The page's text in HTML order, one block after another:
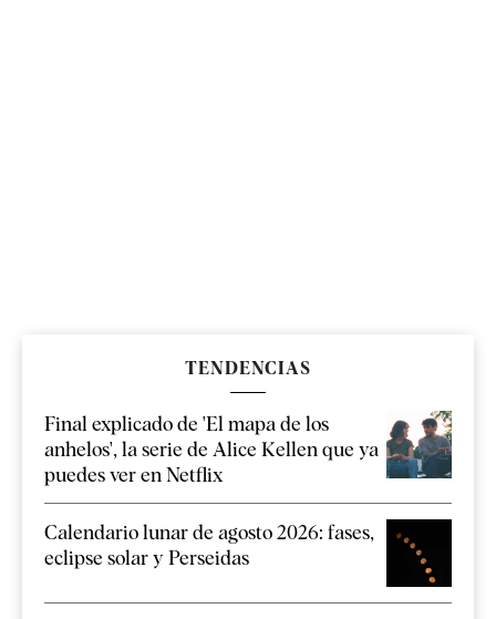
TENDENCIAS
Final explicado de 'El mapa de los
anhelos', la serie de Alice Kellen que ya
puedes ver en Netflix
Calendario lunar de agosto 2026: fases,
eclipse solar y Perseidas